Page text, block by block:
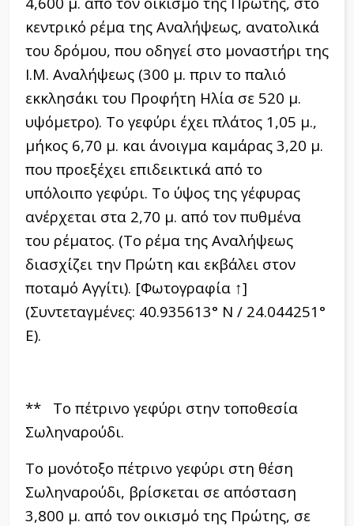
κεντρικό ρέμα της Αναλήψεως, ανατολικά
του δρόμου, που οδηγεί στο μοναστήρι της
Ι.Μ. Αναλήψεως (300 μ. πριν το παλιό
εκκλησάκι του Προφήτη Ηλία σε 520 μ.
υψόμετρο). Το γεφύρι έχει πλάτος 1,05 μ.,
μήκος 6,70 μ. και άνοιγμα καμάρας 3,20 μ.
που προεξέχει επιδεικτικά από το
υπόλοιπο γεφύρι. Το ύψος της γέφυρας
ανέρχεται στα 2,70 μ. από τον πυθμένα
του ρέματος. (Το ρέμα της Αναλήψεως
διασχίζει την Πρώτη και εκβάλει στον
ποταμό Αγγίτι). [Φωτογραφία ↑]
(Συντεταγμένες: 40.935613° Ν / 24.044251°
Ε).
** Το πέτρινο γεφύρι στην τοποθεσία
Σωληναρούδι.
Το μονότοξο πέτρινο γεφύρι στη θέση
Σωληναρούδι, βρίσκεται σε απόσταση
3,800 μ. από τον οικισμό της Πρώτης, σε